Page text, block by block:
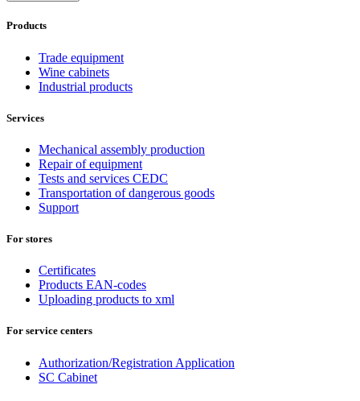
Products
Trade equipment
Wine cabinets
Industrial products
Services
Mechanical assembly production
Repair of equipment
Tests and services CEDC
Transportation of dangerous goods
Support
For stores
Certificates
Products EAN-codes
Uploading products to xml
For service centers
Authorization/Registration Application
SC Cabinet